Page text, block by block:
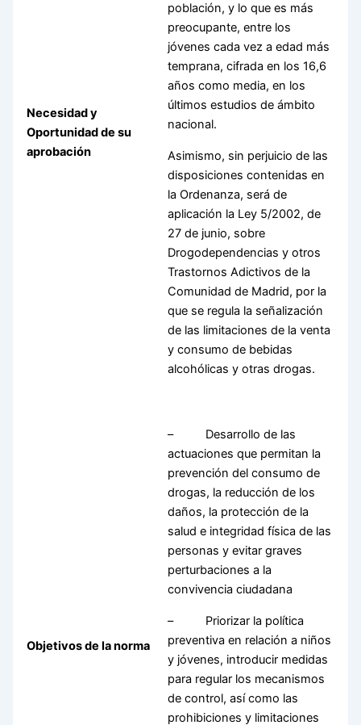
Necesidad y
Oportunidad de su
aprobación
población, y lo que es más
preocupante, entre los
jóvenes cada vez a edad más
temprana, cifrada en los 16,6
años como media, en los
últimos estudios de ámbito
nacional.
Asimismo, sin perjuicio de las
disposiciones contenidas en
la Ordenanza, será de
aplicación la Ley 5/2002, de
27 de junio, sobre
Drogodependencias y otros
Trastornos Adictivos de la
Comunidad de Madrid, por la
que se regula la señalización
de las limitaciones de la venta
y consumo de bebidas
alcohólicas y otras drogas.
Objetivos de la norma
– Desarrollo de las
actuaciones que permitan la
prevención del consumo de
drogas, la reducción de los
daños, la protección de la
salud e integridad física de las
personas y evitar graves
perturbaciones a la
convivencia ciudadana
– Priorizar la política
preventiva en relación a niños
y jóvenes, introducir medidas
para regular los mecanismos
de control, así como las
prohibiciones y limitaciones